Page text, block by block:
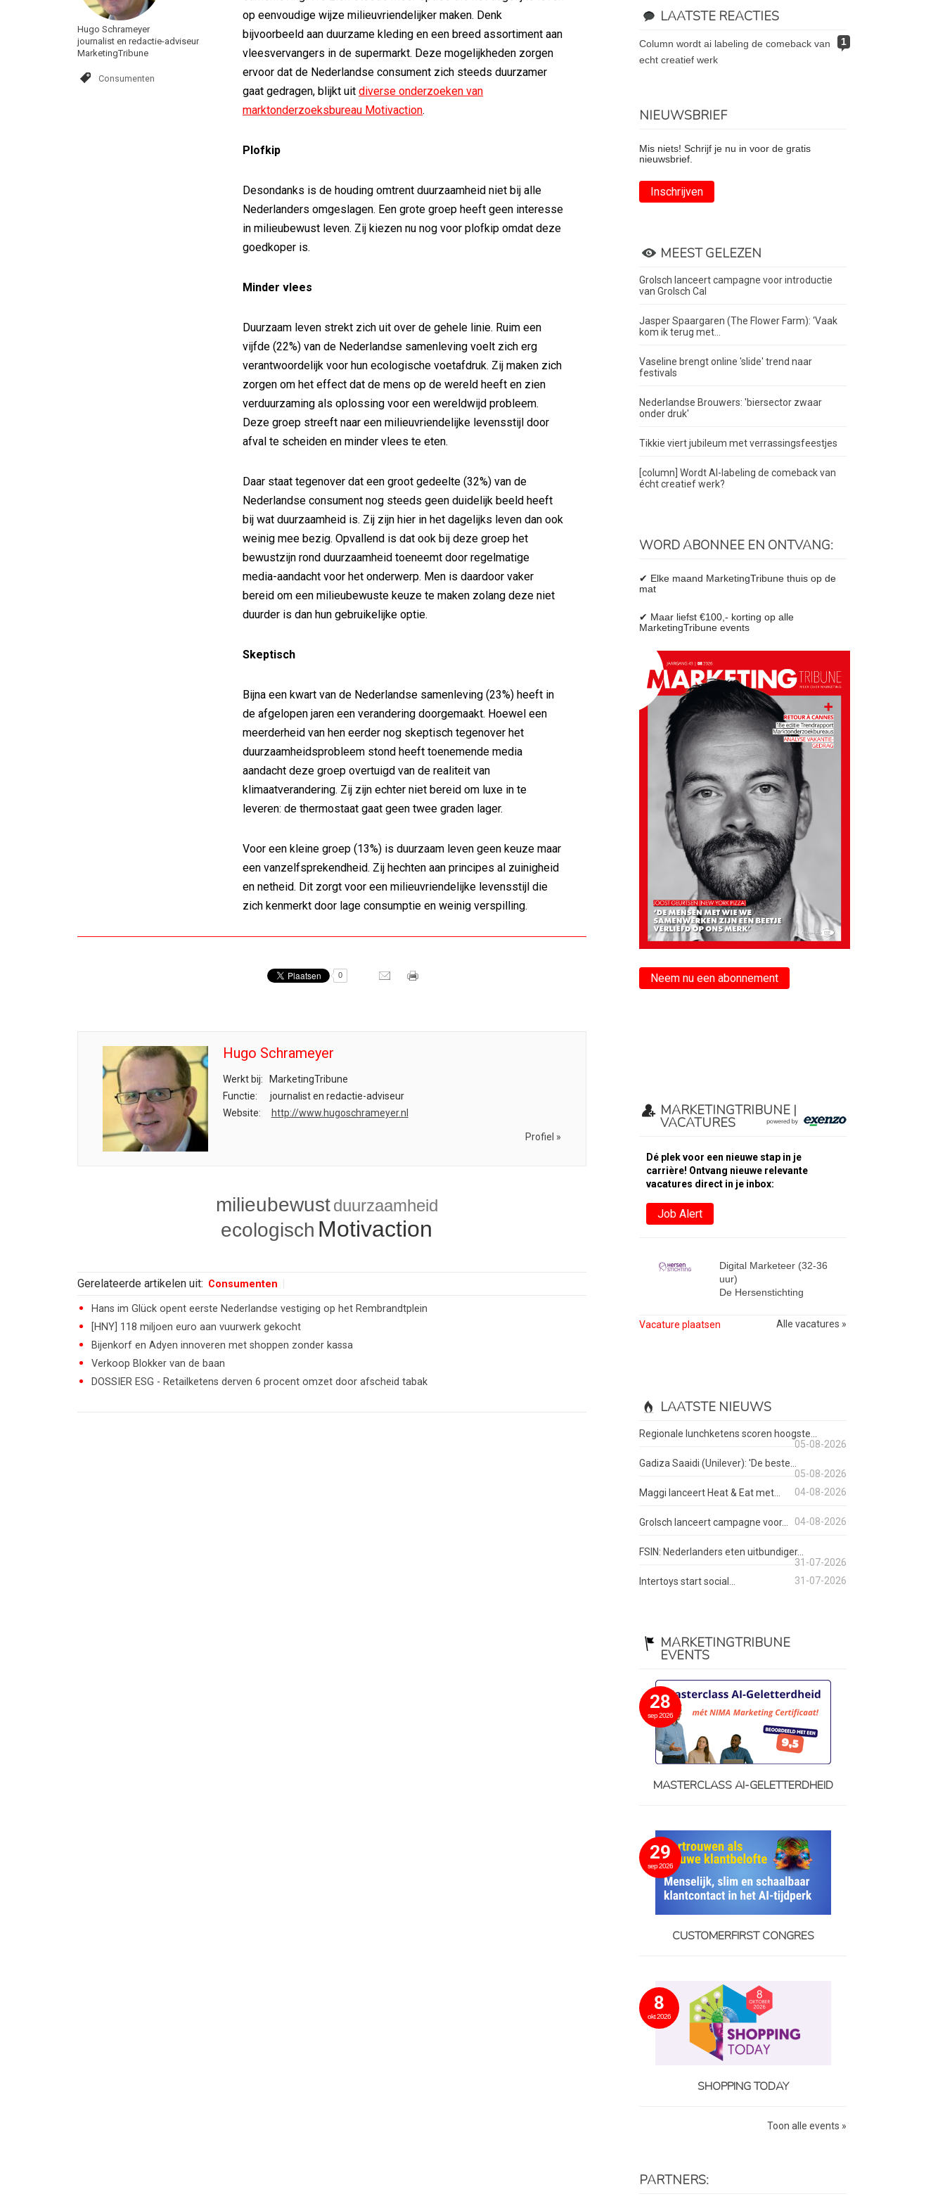
Hugo Schrameyer
journalist en redactie-adviseur
MarketingTribune
Consumenten
op eenvoudige wijze milieuvriendelijker maken. Denk
bijvoorbeeld aan duurzame kleding en een breed assortiment aan
vleesvervangers in de supermarkt. Deze mogelijkheden zorgen
ervoor dat de Nederlandse consument zich steeds duurzamer
gaat gedragen, blijkt uit diverse onderzoeken van
marktonderzoeksbureau Motivaction.
Plofkip
Desondanks is de houding omtrent duurzaamheid niet bij alle
Nederlanders omgeslagen. Een grote groep heeft geen interesse
in milieubewust leven. Zij kiezen nu nog voor plofkip omdat deze
goedkoper is.
Minder vlees
Duurzaam leven strekt zich uit over de gehele linie. Ruim een
vijfde (22%) van de Nederlandse samenleving voelt zich erg
verantwoordelijk voor hun ecologische voetafdruk. Zij maken zich
zorgen om het effect dat de mens op de wereld heeft en zien
verduurzaming als oplossing voor een wereldwijd probleem.
Deze groep streeft naar een milieuvriendelijke levensstijl door
afval te scheiden en minder vlees te eten.
Daar staat tegenover dat een groot gedeelte (32%) van de
Nederlandse consument nog steeds geen duidelijk beeld heeft
bij wat duurzaamheid is. Zij zijn hier in het dagelijks leven dan ook
weinig mee bezig. Opvallend is dat ook bij deze groep het
bewustzijn rond duurzaamheid toeneemt door regelmatige
media-aandacht voor het onderwerp. Men is daardoor vaker
bereid om een milieubewuste keuze te maken zolang deze niet
duurder is dan hun gebruikelijke optie.
Skeptisch
Bijna een kwart van de Nederlandse samenleving (23%) heeft in
de afgelopen jaren een verandering doorgemaakt. Hoewel een
meerderheid van hen eerder nog skeptisch tegenover het
duurzaamheidsprobleem stond heeft toenemende media
aandacht deze groep overtuigd van de realiteit van
klimaatverandering. Zij zijn echter niet bereid om luxe in te
leveren: de thermostaat gaat geen twee graden lager.
Voor een kleine groep (13%) is duurzaam leven geen keuze maar
een vanzelfsprekendheid. Zij hechten aan principes al zuinigheid
en netheid. Dit zorgt voor een milieuvriendelijke levensstijl die
zich kenmerkt door lage consumptie en weinig verspilling.
0
Hugo Schrameyer
Werkt bij:
MarketingTribune
Functie:
journalist en redactie-adviseur
Website:
http://www.hugoschrameyer.nl
Profiel »
milieubewustduurzaamheid
ecologisch Motivaction
Gerelateerde artikelen uit: Consumenten
Hans im Glück opent eerste Nederlandse vestiging op het Rembrandtplein
[HNY] 118 miljoen euro aan vuurwerk gekocht
Bijenkorf en Adyen innoveren met shoppen zonder kassa
Verkoop Blokker van de baan
DOSSIER ESG - Retailketens derven 6 procent omzet door afscheid tabak
LAATSTE REACTIES
1
column wordt ai labeling de comeback van
echt creatief werk
NIEUWSBRIEF
Mis niets! Schrijf je nu in voor de gratis
nieuwsbrief.
Inschrijven
MEEST GELEZEN
Grolsch lanceert campagne voor introductie
van Grolsch Cal
Jasper Spaargaren (The Flower Farm): ‘Vaak
kom ik terug met...
Vaseline brengt online 'slide' trend naar
festivals
Nederlandse Brouwers: 'biersector zwaar
onder druk'
Tikkie viert jubileum met verrassingsfeestjes
[column] Wordt AI-labeling de comeback van
écht creatief werk?
WORD ABONNEE EN ONTVANG:
✔ Elke maand MarketingTribune thuis op de
mat
✔ Maar liefst €100,- korting op alle
MarketingTribune events
Neem nu een abonnement
MARKETINGTRIBUNE |
VACATURES
Dé plek voor een nieuwe stap in je
carrière! Ontvang nieuwe relevante
vacatures direct in je inbox:
Job Alert
Digital Marketeer (32-36
uur)
De Hersenstichting
Vacature plaatsen Alle vacatures »
LAATSTE NIEUWS
Regionale lunchketens scoren hoogste...
05-08-2026
Gadiza Saaidi (Unilever): 'De beste...
05-08-2026
Maggi lanceert Heat & Eat met...
04-08-2026
Grolsch lanceert campagne voor... 04-08-2026
FSIN: Nederlanders eten uitbundiger...
31-07-2026
Intertoys start social...
31-07-2026
MARKETINGTRIBUNE
EVENTS
28
sep 2026
MASTERCLASS AI-GELETTERDHEID
29
sep 2026
CUSTOMERFIRST CONGRES
8
okt 2026
SHOPPING TODAY
Toon alle events »
PARTNERS: